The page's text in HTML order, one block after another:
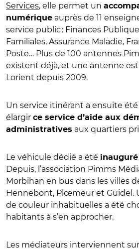
Services, elle permet un
numérique auprès de 11
service public : Finances
Familiales, Assurance Maladie,
Poste… Plus de 100 antennes
existent déjà, et une antenne
Lorient depuis 2009.
Un service itinérant a ensuite
élargir ce service d’aide aux
administratives aux quartiers
Le véhicule dédié a été
Depuis, l’association Pimms
Morbihan en bus dans les villes
Hennebont, Plœmeur et Guidel.
de couleur inhabituelles a été
habitants à s’en approcher.
Les médiateurs interviennent